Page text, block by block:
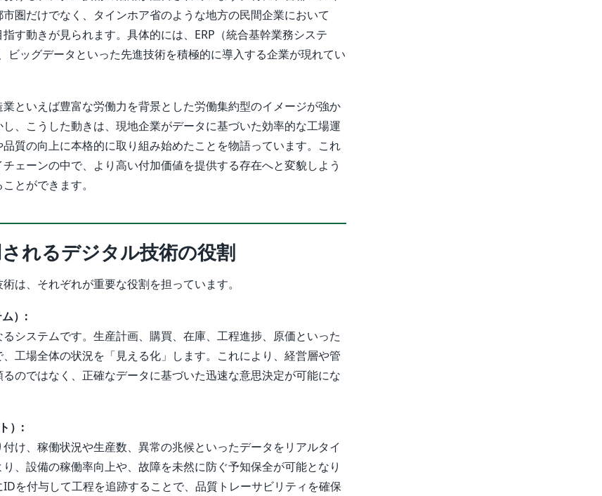
圏だけでなく、タインホア省のような地方の民間企業において
す動きが見られます。具体的には、ERP（統合基幹業務システ
ビッグデータといった先進技術を積極的に導入する企業が現れてい
といえば豊富な労働力を背景とした労働集約型のイメージが強か
、こうした動きは、現地企業がデータに基づいた効率的な工場運
質の向上に本格的に取り組み始めたことを物語っています。これ
ェーンの中で、より高い付加価値を提供する存在へと変貌しよう
とができます。
れるデジタル技術の役割
は、それぞれが重要な役割を担っています。
）:
システムです。生産計画、購買、在庫、工程進捗、原価といった
工場全体の状況を「見える化」します。これにより、経営層や管
のではなく、正確なデータに基づいた迅速な意思決定が可能にな
）:
け、稼働状況や生産数、異常の兆候といったデータをリアルタイ
、設備の稼働率向上や、故障を未然に防ぐ予知保全が可能となり
を付与して工程を追跡することで、品質トレーサビリティを確保